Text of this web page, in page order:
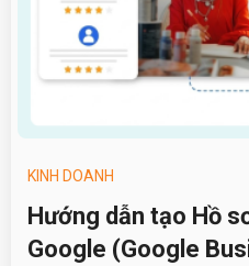
KINH DOANH
Hướng dẫn tạo Hồ
Google (Google